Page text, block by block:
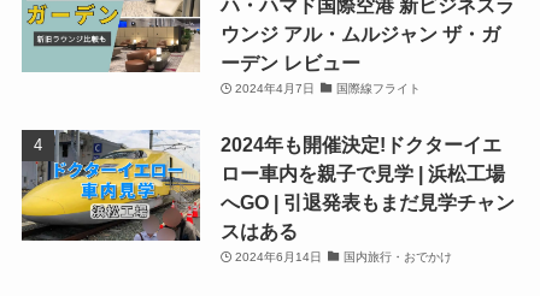
ハ・ハマド国際空港 新ビジネスラ
ウンジ アル・ムルジャン ザ・ガ
ーデン レビュー
2024年4月7日 国際線フライト
2024年も開催決定!ドクターイエ
ロー車内を親子で見学 | 浜松工場
へGO | 引退発表もまだ見学チャン
スはある
2024年6月14日 国内旅行・おでかけ